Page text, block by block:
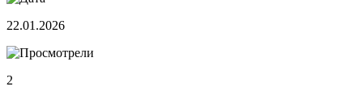
22.01.2026
2